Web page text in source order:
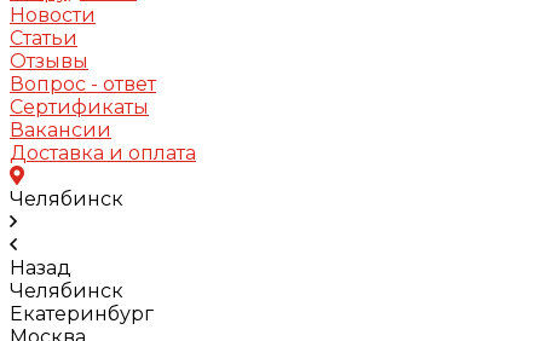
Новости
Статьи
Отзывы
Вопрос - ответ
Сертификаты
Вакансии
Доставка и оплата
Челябинск
Назад
Челябинск
Екатеринбург